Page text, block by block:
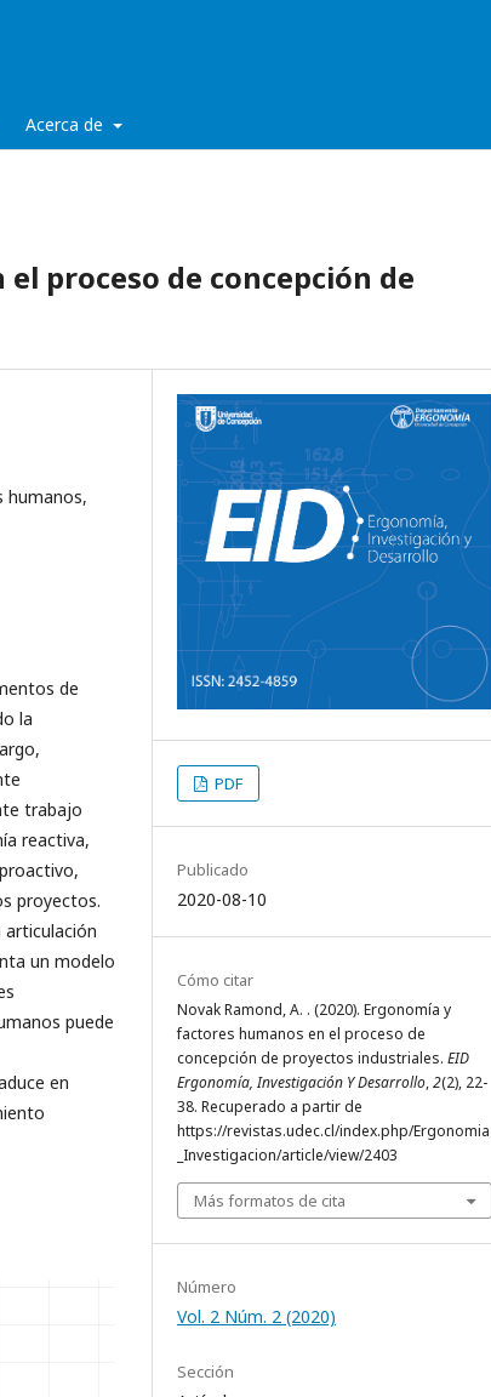
Acerca de
proceso de concepción de
humanos,
de
la
trabajo
reactiva,
proyectos.
articulación
un modelo
puede
en
PDF
Publicado
2020-08-10
Cómo citar
Novak Ramond, A. . (2020). Ergonomía y
factores humanos en el proceso de
concepción de proyectos industriales. EID
Ergonomía, Investigación Y Desarrollo,2(2), 22-
38. Recuperado a partir de
https://revistas.udec.cl/index.php/Ergonomia
_Investigacion/article/view/2403
Más formatos de cita
Número
Vol. 2 Núm. 2 (2020)
Sección